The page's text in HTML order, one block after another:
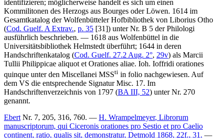
identifizieren; möglicherweise handelt es sich um einen
Kommilitonen des Herzogs aus Bourges oder Löwen. 1614 im
Gesamtkatalog der Wolfenbütteler Hofbibliothek von Liborius Otho
(Cod. Guelf. A Extrav., p. 35 [31]) unter Nr. B 5 derPhilologi
ausführlich beschrieben. — 1618 aus Wolfenbüttel in die
Universitätsbibliothek Helmstedt überführt; 1644 in deren
Handschriftenkatalog (Cod. Guelf. 27.2 Aug. 2°, 29v) als Marcii
Tullii Philippicae aliquot et Orationes aliae. Ioh. Ioffridi orationes
quinque unter den Miscellanei MSSti in folio nachgewiesen. Auf
dem VS die entsprechende SignaturMisc. 17. Im
Handschriftenverzeichnis von 1797 (BA III, 52) unter Nr. 270
genannt.
Ebert Nr. 7, 205, 316, 760. — H. Wrampelmeyer, Librorum
manuscriptorum, qui Ciceronis orationes pro Sestio et pro Caelio
continent, ratio, qualis sit, demonstratur, Detmold 1868, 22f., 31. —